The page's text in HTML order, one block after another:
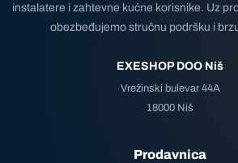
instalatere i zahtevne kućne korisnike. Uz
obezbeđujemo stručnu podršku i
EXESHOP DOO Niš
Vrežinski bulevar 44A
18000 Niš
Prodavnica